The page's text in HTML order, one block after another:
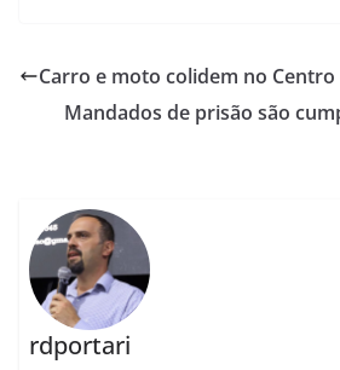
Carro e moto colidem no
Mandados de prisão são
rdportari